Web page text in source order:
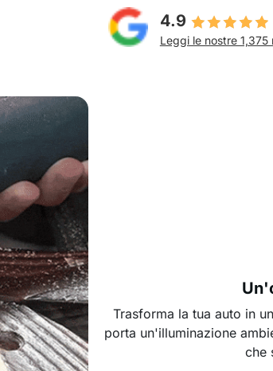
4.9
Leggi le nostre 1,375
Trasforma la tua auto in
porta un'illuminazione
che